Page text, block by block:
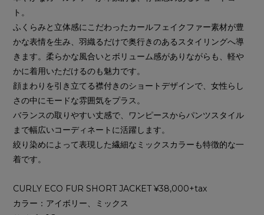
ト。
ふくらみと立体感にこだわったカールフェイクファー素材が豊
かな表情を生み、羽織るだけで奥行きのあるスタイリングへ導
きます。柔らかな風合いとボリューム感がありながらも、軽や
かに着用いただけるのも魅力です。
顔まわりを引き立てる襟付きのショートデザインで、女性らし
さの中にモードな雰囲気をプラス。
バランスの取りやすい丈感で、ワンピースからパンツスタイル
まで幅広いコーディネートに活躍します。
絞り染めによって表現した繊細なミックスカラーも特徴的な一
着です。
CURLY ECO FUR SHORT JACKET ¥38,000+tax
カラー：アイボリー、ミックス